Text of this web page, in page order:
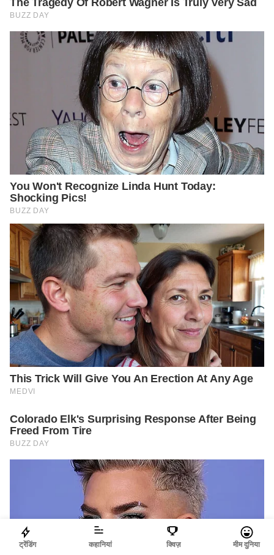
ट्रेंडिंग कहानियां क्विज़ मीम दुनिया